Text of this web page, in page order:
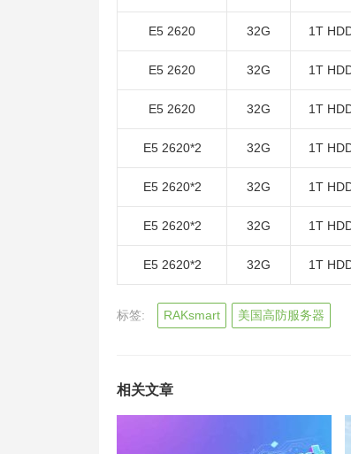
E5 2620 32G 1T
E5 2620 32G 1T
E5 2620 32G 1T
E5 2620*2 32G 1T
E5 2620*2 32G 1T
E5 2620*2 32G 1T
E5 2620*2 32G 1T
标签: RAKsmart 美国高防服务器
相关文章